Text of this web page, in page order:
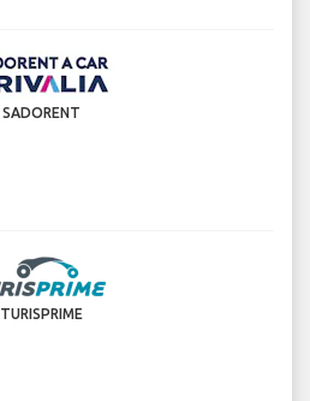
SADORENT
TURISPRIME